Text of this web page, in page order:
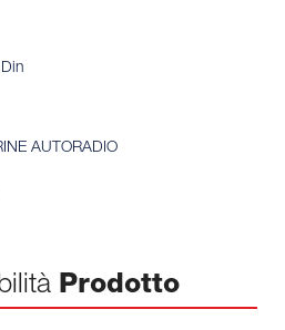
AUTORADIO
Prodotto